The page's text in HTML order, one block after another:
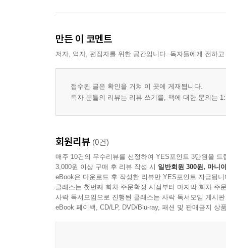
만든 이 코멘트
저자, 역자, 편집자를 위한 공간입니다. 독자들에게 전하
접수된 글은 확인을 거쳐 이 곳에 게재됩니다.
독자 분들의 리뷰는 리뷰 쓰기를, 책에 대한 문의는
회원리뷰 (0건)
매주 10건의 우수리뷰를 선정하여 YES포인트 3만원을 드
3,000원 이상 구매 후 리뷰 작성 시 일반회원 300원, 마니
eBook은 다운로드 후 작성한 리뷰만 YES포인트 지급됩니
클래스는 첫번째 회차 주문확정 시점부터 마지막 회차 주
사락 독서모임으로 진행된 클래스는 사락 독서모임 게시
eBook 페이백, CD/LP, DVD/Blu-ray, 패션 및 판매금지 상